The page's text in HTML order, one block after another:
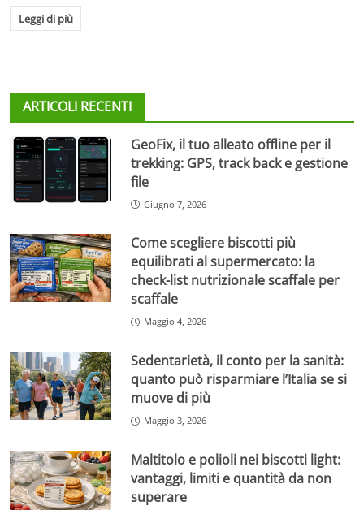
Leggi di più
ARTICOLI RECENTI
GeoFix, il tuo alleato offline per il
trekking: GPS, track back e gestione
file
Giugno 7, 2026
Come scegliere biscotti più
equilibrati al supermercato: la
check-list nutrizionale scaffale per
scaffale
Maggio 4, 2026
Sedentarietà, il conto per la sanità:
quanto può risparmiare l’Italia se si
muove di più
Maggio 3, 2026
Maltitolo e polioli nei biscotti light:
vantaggi, limiti e quantità da non
superare